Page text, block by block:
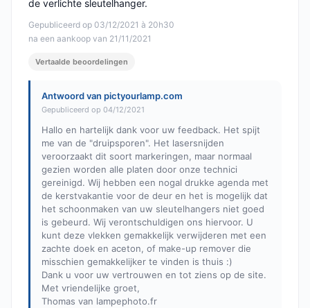
Gepubliceerd op 03/12/2021 à 20h30
na een aankoop van 21/11/2021
de verlichte sleutelhanger.
Vertaalde beoordelingen
Antwoord van pictyourlamp.com
Gepubliceerd op 04/12/2021
Hallo en hartelijk dank voor uw feedback. Het spijt
me van de "druipsporen". Het lasersnijden
veroorzaakt dit soort markeringen, maar normaal
gezien worden alle platen door onze technici
gereinigd. Wij hebben een nogal drukke agenda met
de kerstvakantie voor de deur en het is mogelijk dat
het schoonmaken van uw sleutelhangers niet goed
is gebeurd. Wij verontschuldigen ons hiervoor. U
kunt deze vlekken gemakkelijk verwijderen met een
zachte doek en aceton, of make-up remover die
misschien gemakkelijker te vinden is thuis :)
Dank u voor uw vertrouwen en tot ziens op de site.
Met vriendelijke groet,
Thomas van lampephoto.fr